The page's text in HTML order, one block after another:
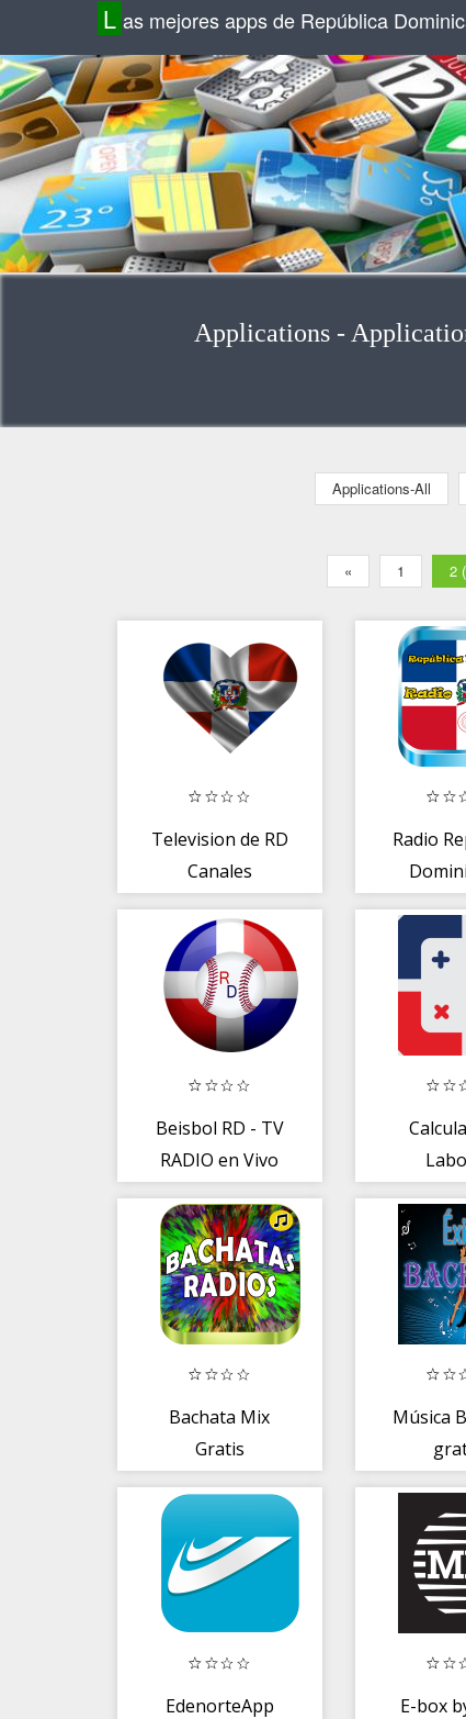
L as mejores apps de República
Applications -
Applications-All
« 1 2
Television de RD
Canales
2020
Radio
Beisbol RD - TV
RADIO en Vivo
Dominicana
Bachata Mix
Gratis
Música
EdenorteApp E-box